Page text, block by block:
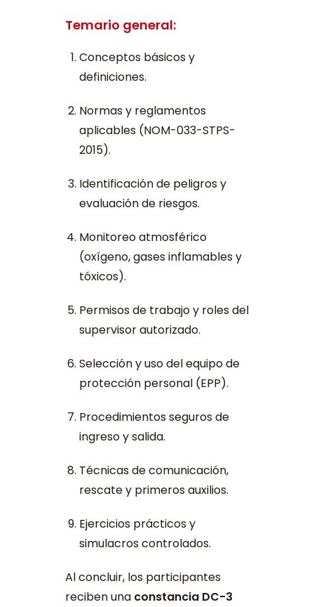
Temario general:
Conceptos básicos y
definiciones.
Normas y reglamentos
aplicables (NOM-033-STPS-
2015).
Identificación de peligros y
evaluación de riesgos.
Monitoreo atmosférico
(oxígeno, gases inflamables y
tóxicos).
Permisos de trabajo y roles del
supervisor autorizado.
Selección y uso del equipo de
protección personal (EPP).
Procedimientos seguros de
ingreso y salida.
Técnicas de comunicación,
rescate y primeros auxilios.
Ejercicios prácticos y
simulacros controlados.
Al concluir, los participantes
reciben una constancia DC-3